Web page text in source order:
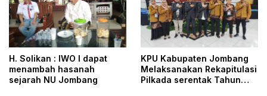
H. Solikan : IWO I dapat
menambah hasanah
sejarah NU Jombang
KPU Kabupaten Jombang
Melaksanakan Rekapitulasi
Pilkada serentak Tahun